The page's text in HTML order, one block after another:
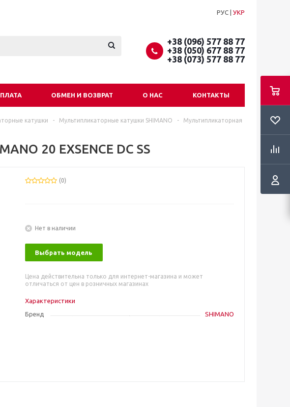
РУС УКР
+38 (096) 577 88 77
+38 (050) 677 88 77
+38 (073) 577 88 77
ОБМЕН И ВОЗВРАТ О НАС КОНТАКТЫ
катушки - Мультипликаторные катушки SHIMANO -
Мультипликаторная
20 EXSENCE DC SS
(0)
Нет в наличии
Выбрать модель
Цена действительна только для интернет-магазина и может
отличаться от цен в розничных магазинах
Характеристики
Бренд
SHIMANO